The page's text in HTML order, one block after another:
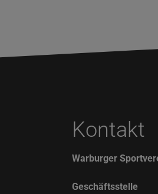
Kontakt
Warburger
Geschäftsstelle